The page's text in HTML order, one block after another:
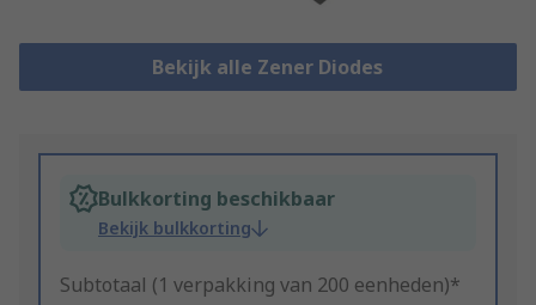
Bekijk alle Zener Diodes
Bulkkorting beschikbaar
Bekijk bulkkorting
Subtotaal (1 verpakking van 200 eenheden)*